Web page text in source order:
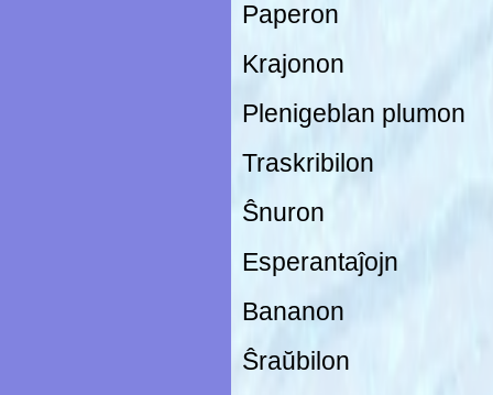
Paperon
Krajonon
Plenigeblan plumon
Traskribilon
Ŝnuron
Esperantaĵojn
Bananon
Ŝraŭbilon